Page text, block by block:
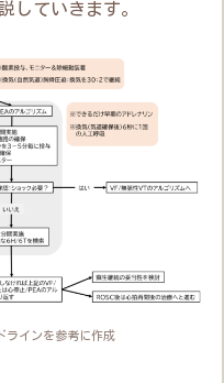
していきます。
ラインを参考に作成